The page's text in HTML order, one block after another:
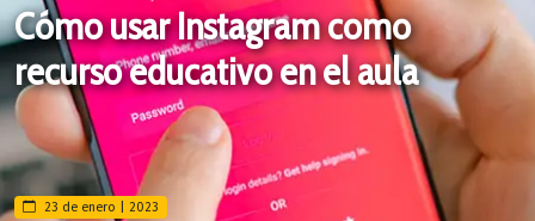
Cómo usar Instagram como
recurso educativo en el aula
23 de enero | 2023